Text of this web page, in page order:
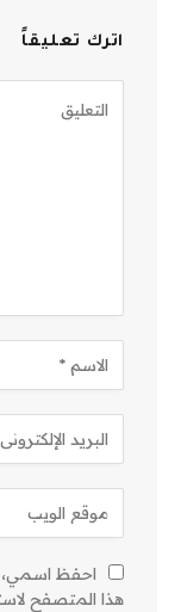
اترك تعليقاً
احفظ اسمي،
هذا المتصفح